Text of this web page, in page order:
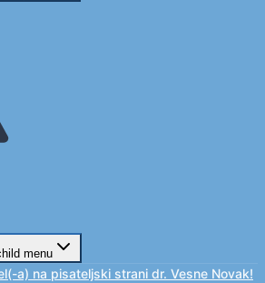
menu
a) na pisateljski strani dr. Vesne Novak!